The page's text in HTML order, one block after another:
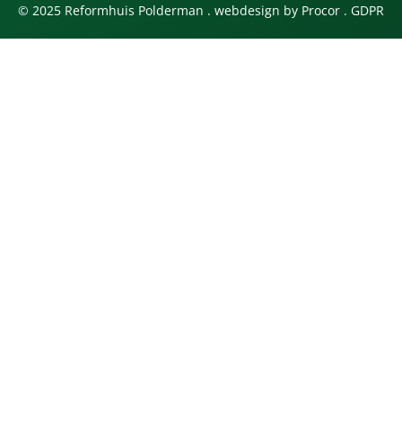
© 2025 Reformhuis Polderman . webdesign by Procor . GDPR